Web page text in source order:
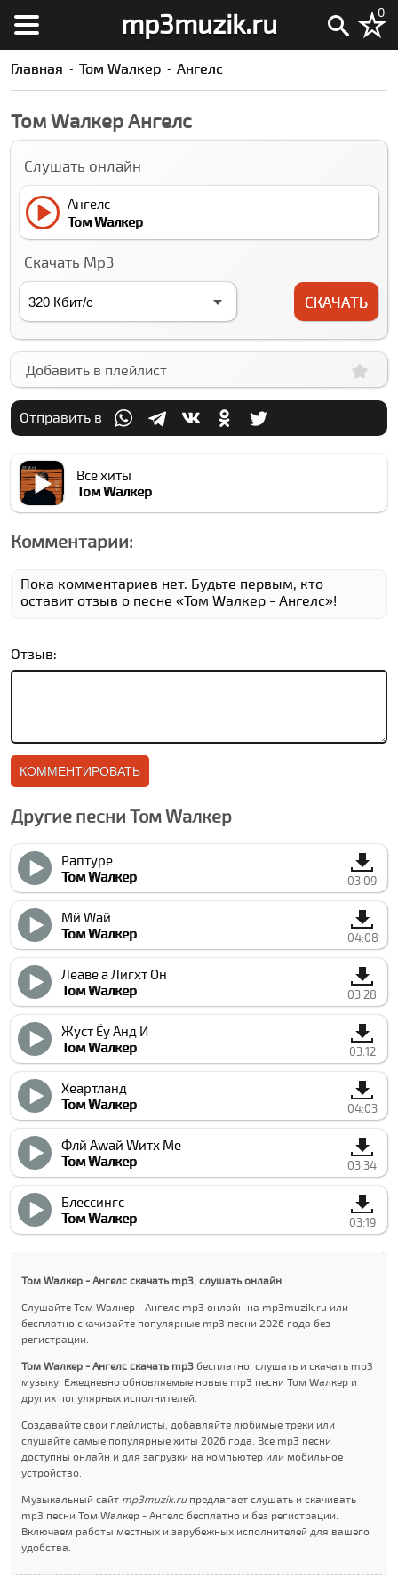
mp3muzik.ru 0
Главная Том Wалкер Ангелс
Том Wалкер Ангелс
Слушать онлайн
Ангелс
Том Wалкер
Скачать Mp3
СКАЧАТЬ
Добавить в плейлист
Отправить в
Все хиты
Том Wалкер
Комментарии:
Пока комментариев нет. Будьте первым, кто
оставит отзыв о песне «Том Wалкер - Ангелс»!
Отзыв:
Другие песни Том Wалкер
Раптуре
Том Wалкер
03:09
Мй Wай
Том Wалкер
04:08
Леаве а Лигхт Он
Том Wалкер
03:28
Жуст Ёу Анд И
Том Wалкер
03:12
Хеартланд
Том Wалкер
04:03
Флй Аwай Wитх Ме
Том Wалкер
03:34
Блессингс
Том Wалкер
03:19
Том Wалкер - Ангелс скачать mp3, слушать онлайн
Слушайте Том Wалкер - Ангелс mp3 онлайн на mp3muzik.ru или
бесплатно скачивайте популярные mp3 песни 2026 года без
регистрации.
Том Wалкер - Ангелс скачать mp3 бесплатно, слушать и скачать mp3
музыку. Ежедневно обновляемые новые mp3 песни Том Wалкер и
других популярных исполнителей.
Создавайте свои плейлисты, добавляйте любимые треки или
слушайте самые популярные хиты 2026 года. Все mp3 песни
доступны онлайн и для загрузки на компьютер или мобильное
устройство.
Музыкальный сайт mp3muzik.ruпредлагает слушать и скачивать
mp3 песни Том Wалкер - Ангелс бесплатно и без регистрации.
Включаем работы местных и зарубежных исполнителей для вашего
удобства.